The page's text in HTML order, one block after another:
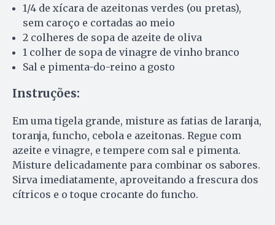
1/4 de xícara de azeitonas verdes (ou pretas),
sem caroço e cortadas ao meio
2 colheres de sopa de azeite de oliva
1 colher de sopa de vinagre de vinho branco
Sal e pimenta-do-reino a gosto
Instruções:
Em uma tigela grande, misture as fatias de laranja,
toranja, funcho, cebola e azeitonas. Regue com
azeite e vinagre, e tempere com sal e pimenta.
Misture delicadamente para combinar os sabores.
Sirva imediatamente, aproveitando a frescura dos
cítricos e o toque crocante do funcho.